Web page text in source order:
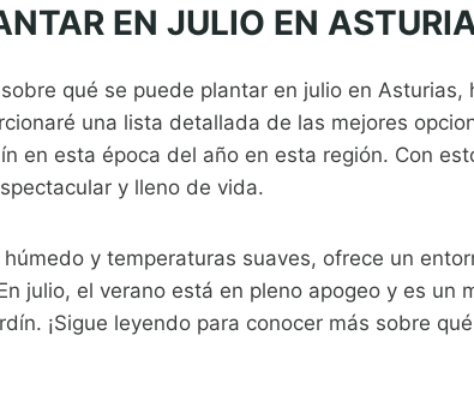
EN JULIO EN
qué se puede plantar en julio en Asturias,
una lista detallada de las mejores
en esta época del año en esta región. Con
y lleno de vida.
y temperaturas suaves, ofrece un
julio, el verano está en pleno apogeo y es un
¡Sigue leyendo para conocer más sobre